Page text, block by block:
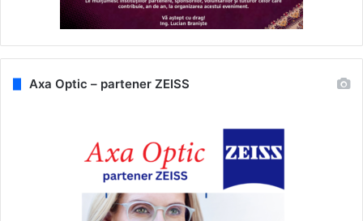
Axa Optic – partener ZEISS